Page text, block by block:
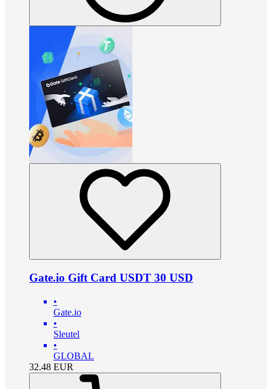
Gate.io Gift Card USDT 30 USD
•
Gate.io
•
Sleutel
•
GLOBAL
32.48 EUR